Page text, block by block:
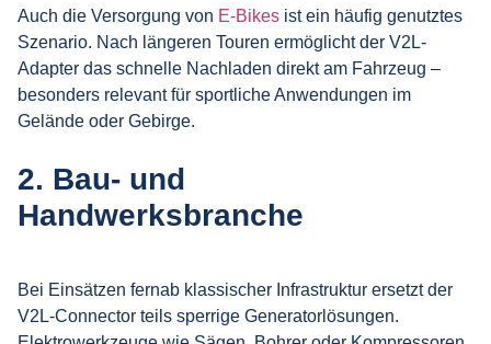
Auch die Versorgung von E-Bikes ist ein häufig genutztes
Szenario. Nach längeren Touren ermöglicht der V2L-
Adapter das schnelle Nachladen direkt am Fahrzeug –
besonders relevant für sportliche Anwendungen im
Gelände oder Gebirge.
2. Bau- und
Handwerksbranche
Bei Einsätzen fernab klassischer Infrastruktur ersetzt der
V2L-Connector teils sperrige Generatorlösungen.